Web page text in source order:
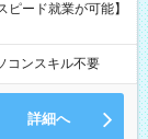
ード就業が可能】
コンスキル不要
詳細へ